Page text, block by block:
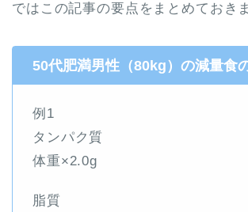
ではこの記事の要点をまとめておき
50代肥満男性（80kg）の減量食
例1
タンパク質
体重×2.0g
脂質